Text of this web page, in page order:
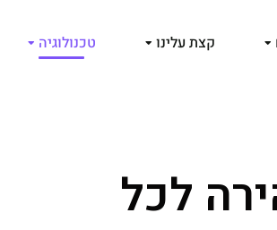
קצת עלינו טכנולוגיה
ירה לכל